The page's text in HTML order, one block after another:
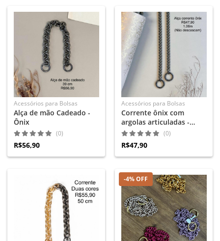
Acessórios para Bolsas
Alça de mão Cadeado -
Ônix
(0)
R$56,90
Acessórios para Bolsas
Corrente ônix com
argolas articuladas -
1,06m
(0)
R$47,90
-4% OFF